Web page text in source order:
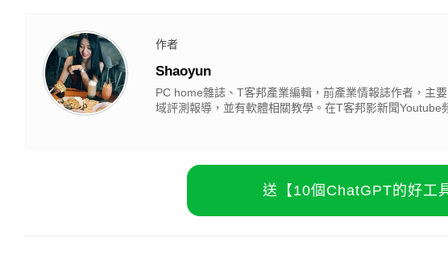
作者
Shaoyun
PC home雜誌、T客邦產業編輯，前產業情報誌作者，主
域評測報導，並有軟體相關教學。在T客邦影新聞Youtube
送【10個ChatGPT的好工